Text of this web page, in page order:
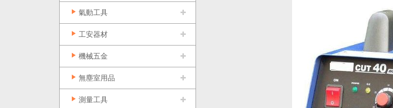
氣動工具
工安器材
機械五金
無塵室用品
測量工具